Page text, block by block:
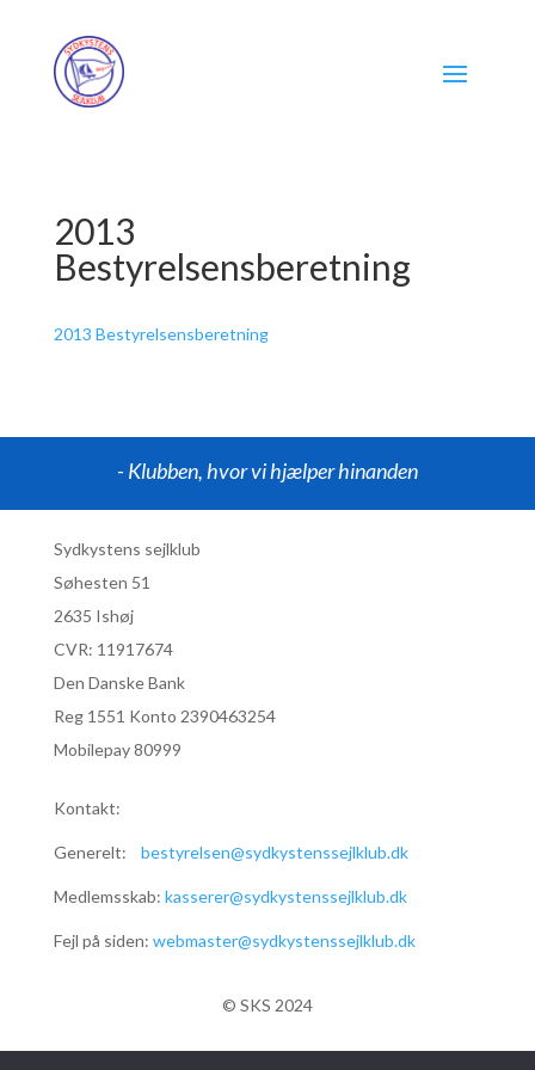
2013
Bestyrelsensberetning
2013 Bestyrelsensberetning
- Klubben, hvor vi hjælper hinanden
Sydkystens sejlklub
Søhesten 51
2635 Ishøj
CVR: 11917674
Den Danske Bank
Reg 1551 Konto 2390463254
Mobilepay 80999
Kontakt:
Generelt: bestyrelsen@sydkystenssejlklub.dk
Medlemsskab: kasserer@sydkystenssejlklub.dk
Fejl på siden: webmaster@sydkystenssejlklub.dk
© SKS 2024